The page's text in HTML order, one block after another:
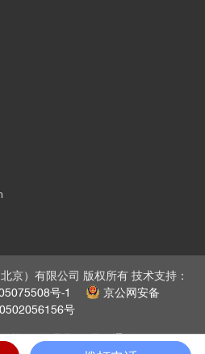
京）有限公司 版权所有 技术支持：
号-1
京公网安备
号
策 管理员 员工通道